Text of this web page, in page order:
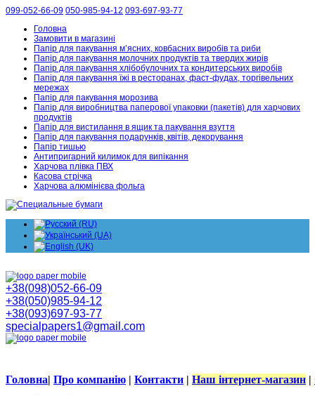
099-052-66-09 050-985-94-12 093-697-93-77
Головна
Замовити в магазині
Папір для пакування м’ясних, ковбасних виробів та риби
Папір для пакування молочних продуктів та твердих жирів
Папір для пакування хлібобулочних та кондитерських виробів
Папір для пакування їжі в ресторанах, фаст-фудах, торгівельних
мережах
Папір для пакування морозива
Папір для виробництва паперової упаковки (пакетів) для харчових
продуктів
Папір для вистилання в ящик та пакування взуття
Папір для пакування подарунків, квітів, декорування
Папір тишью
Антипригарний килимок для випікання
Харчова плівка ПВХ
Касова стрічка
Харчова алюмінієва фольга
+38(098)052-66-09
+38(050)985-94-12
+38(093)697-93-77
specialpapers1@gmail.com
Головна| Про компанію | Контакти | Наш інтернет-магазин |